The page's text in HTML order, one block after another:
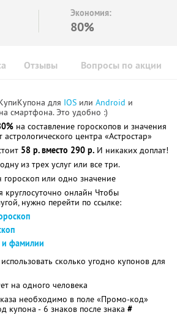
Экономия:
80%
Отзывы Вопросы по акции
для IOS или Android и
смартфона. Это удобно :)
на составление гороскопов и значения
центра «Астростар»
58 р. вместо 290 р. И никаких доплат!
из трех услуг или все три.
или одно значение
круглосуточно онлайн Чтобы
нужно перейти по ссылке:
и фамилии
сколько угодно купонов для
на одного человека
необходимо в поле «Промо-код»
купона - 6 знаков после знака #